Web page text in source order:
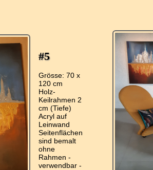
#5
Grösse: 70 x
120 cm
Holz-
Keilrahmen 2
cm (Tiefe)
Acryl auf
Leinwand
Seitenflächen
sind bemalt
ohne
Rahmen -
verwendbar -